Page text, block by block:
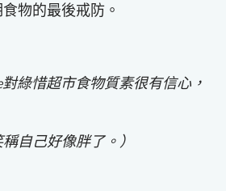
物的最後戒防。
對綠惜超市食物質素很有信心，
自己好像胖了。）